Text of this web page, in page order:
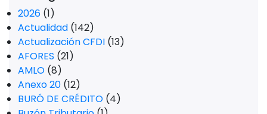
2026 (1)
Actualidad (142)
Actualización CFDI (13)
AFORES (21)
AMLO (8)
Anexo 20 (12)
BURÓ DE CRÉDITO (4)